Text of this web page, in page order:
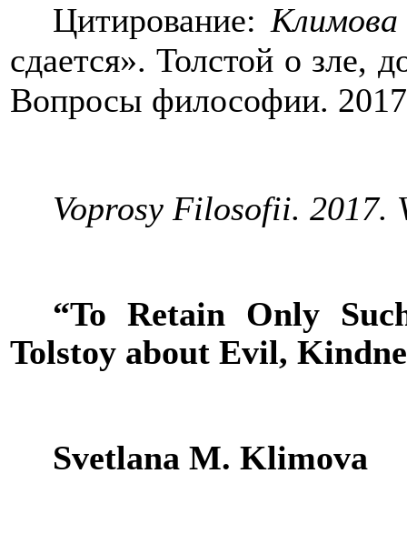
Цитирование:
сдается». Толстой о зле,
Вопросы философии.
Voprosy Filosofii. 2017.
“To Retain Only
Tolstoy about Evil,
SvetlanaМ.Klimova